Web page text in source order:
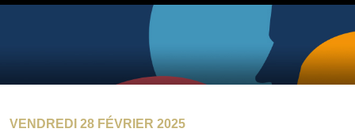
VENDREDI 28 FÉVRIER 2025